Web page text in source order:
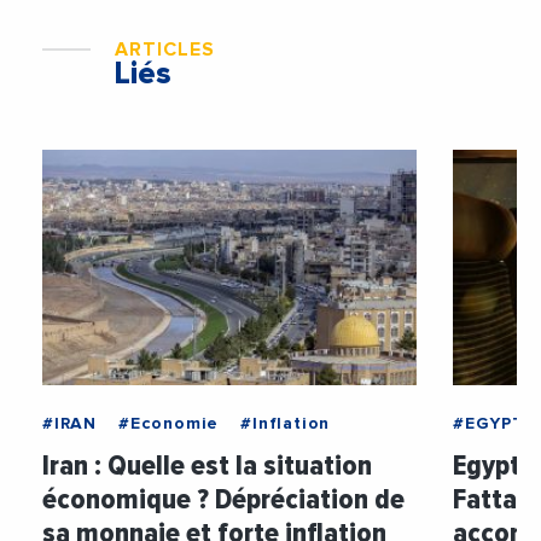
ARTICLES
Liés
#IRAN #Economie #Inflation
Iran : Quelle est la situation
économique ? Dépréciation de
sa monnaie et forte inflation
#EGYPTE
Fattah